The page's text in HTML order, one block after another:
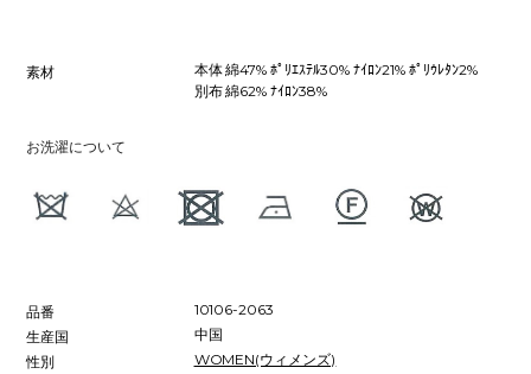
素材
本体 綿47% ﾎﾟﾘｴｽﾃﾙ30% ﾅｲﾛﾝ21% ﾎﾟﾘｳﾚﾀﾝ2%
別布 綿62% ﾅｲﾛﾝ38%
お洗濯について
品番
10106-2063
生産国
中国
性別
WOMEN(ウィメンズ)